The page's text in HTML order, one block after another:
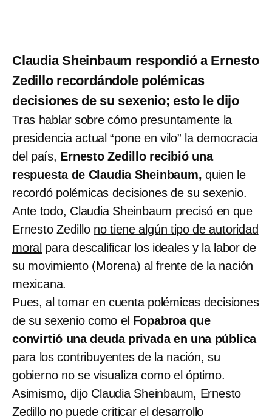
Claudia Sheinbaum respondió a Ernesto
Zedillo recordándole polémicas
decisiones de su sexenio; esto le dijo
Tras hablar sobre cómo presuntamente la
presidencia actual “pone en vilo” la democracia
del país, Ernesto Zedillo recibió una
respuesta de Claudia Sheinbaum, quien le
recordó polémicas decisiones de su sexenio.
Ante todo, Claudia Sheinbaum precisó en que
Ernesto Zedillo no tiene algún tipo de autoridad
moral para descalificar los ideales y la labor de
su movimiento (Morena) al frente de la nación
mexicana.
Pues, al tomar en cuenta polémicas decisiones
de su sexenio como el Fopabroa que
convirtió una deuda privada en una pública
para los contribuyentes de la nación, su
gobierno no se visualiza como el óptimo.
Asimismo, dijo Claudia Sheinbaum, Ernesto
Zedillo no puede criticar el desarrollo